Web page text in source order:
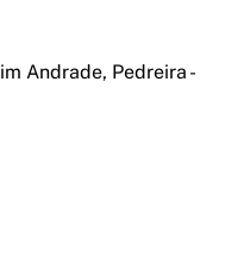
Andrade, Pedreira -